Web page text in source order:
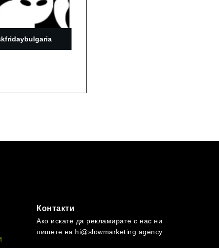
Контакти
Ако искате да рекламирате с нас ни
пишете на hi@slowmarketing.agency